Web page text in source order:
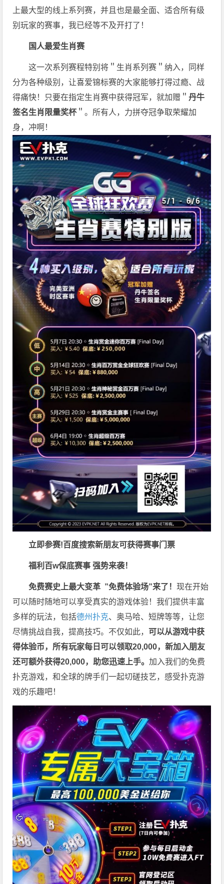
上最大型的线上系列赛，并且也是最全面、适合所有级
别玩家的赛事，我已经等不及开打了！
国人最爱生肖赛
这一次系列赛程特别将＂生肖系列赛＂纳入，同样
分为各种级别，让喜爱锦标赛的大家能够打得过瘾、战
得痛快！只要在指定生肖赛中获得冠军，就加赠＂丹牛
签名生肖限量奖杯 ＂。所有人，力拼夺冠争取荣耀加
身，冲啊！
立即参赛!百度搜索新朋友可获得赛事门票
福利 百w保底赛事 强势来袭！
免费赛史上最大变革 ”免费体验场”来了！现在开始
可以随时随地可以享受真实的游戏体验！我们提供丰富
多样的玩法，包括德州扑克、奥马哈、短牌等等，让您
尽情挑战自我，提高技巧。不仅如此， 可以从游戏中获
得体验币，所有玩家每日可以领取20,000，新加入朋友
还可额外获得20,000，助您迅速上手。加入我们的免费
扑克游戏，和全球的牌手们一起切磋技艺，感受扑克游
戏的乐趣吧！